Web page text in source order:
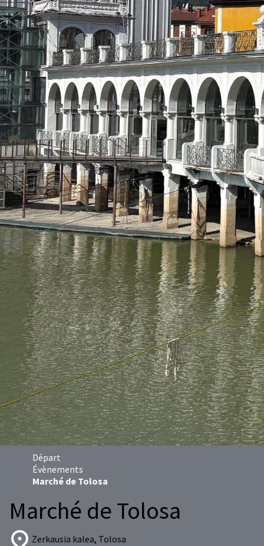
Départ
Évènements
Marché de Tolosa
Marché de Tolosa
Zerkausia kalea, Tolosa